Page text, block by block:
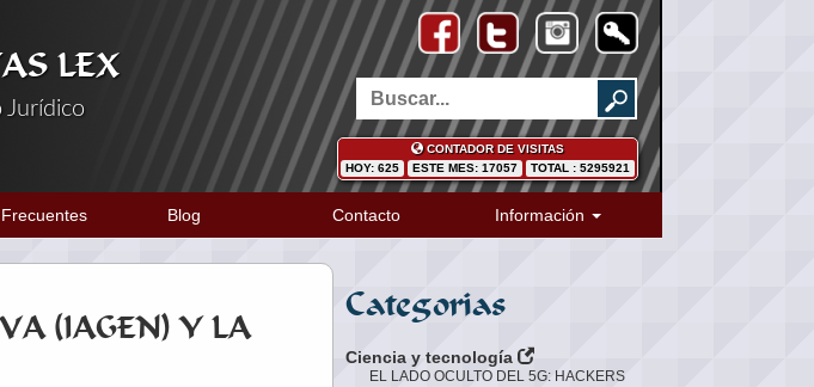
LEX
Jurídico
CONTADOR DE VISITAS
HOY: 625
ESTE MES: 17057 TOTAL : 5295921
Blog Contacto Información
(IAGEN) Y LA
Categorias
Ciencia y tecnología
EL LADO OCULTO DEL 5G: HACKERS